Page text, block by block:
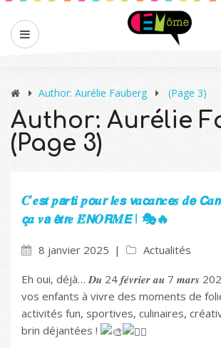
Author: Aurélie Fauberg (Page 3)
Author: Aurélie
(Page 3)
𝑪’𝒆𝙨𝒕 𝒑𝙖𝒓𝙩𝒊 𝒑𝙤𝒖𝙧 𝙡𝒆𝙨 𝙫𝒂𝙘𝒂𝙣𝒄𝙚𝒔 𝒅𝙚
𝙘̧𝒂 𝒗𝙖 𝙚̂𝒕𝙧𝒆 𝑬́𝙉𝑶𝙍𝑴𝙀 ! 🎭🔥
8 janvier 2025 Actualités
Eh oui, déjà… 𝑫𝒖 24 𝒇𝒆́𝒗𝒓𝒊𝒆𝒓 𝒂𝒖 7 𝒎𝒂𝒓𝒔
vos enfants à vivre des moments de
activités fun, sportives, culinaires,
brin déjantées !